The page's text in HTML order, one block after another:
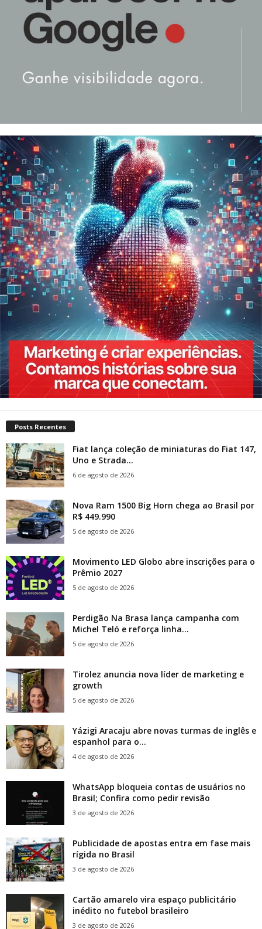
Posts Recentes
Fiat lança coleção de miniaturas do Fiat 147,
Uno e Strada...
6 de agosto de 2026
Nova Ram 1500 Big Horn chega ao Brasil por
R$ 449.990
5 de agosto de 2026
Movimento LED Globo abre inscrições para o
Prêmio 2027
5 de agosto de 2026
Perdigão Na Brasa lança campanha com
Michel Teló e reforça linha...
5 de agosto de 2026
Tirolez anuncia nova líder de marketing e
growth
5 de agosto de 2026
Yázigi Aracaju abre novas turmas de inglês e
espanhol para o...
4 de agosto de 2026
WhatsApp bloqueia contas de usuários no
Brasil; Confira como pedir revisão
3 de agosto de 2026
Publicidade de apostas entra em fase mais
rígida no Brasil
3 de agosto de 2026
Cartão amarelo vira espaço publicitário
inédito no futebol brasileiro
3 de agosto de 2026